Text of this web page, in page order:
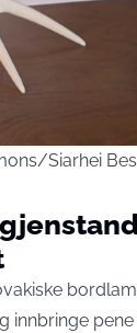
Siarhei
innbringe